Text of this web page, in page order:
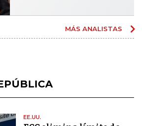
MÁS ANALISTAS
EE.UU.